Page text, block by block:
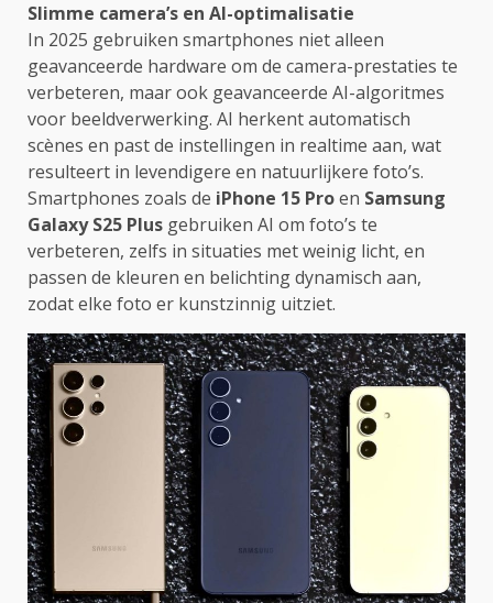
Slimme camera’s en AI-optimalisatie
In 2025 gebruiken smartphones niet alleen
geavanceerde hardware om de camera-prestaties te
verbeteren, maar ook geavanceerde AI-algoritmes
voor beeldverwerking. AI herkent automatisch
scènes en past de instellingen in realtime aan, wat
resulteert in levendigere en natuurlijkere foto’s.
Smartphones zoals de iPhone 15 Proen Samsung
Galaxy S25 Plus gebruiken AI om foto’s te
verbeteren, zelfs in situaties met weinig licht, en
passen de kleuren en belichting dynamisch aan,
zodat elke foto er kunstzinnig uitziet.